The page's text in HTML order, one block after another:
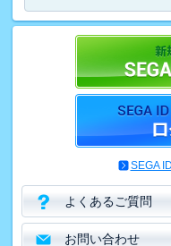
SEGA
よくあるご質問
お問い合わせ